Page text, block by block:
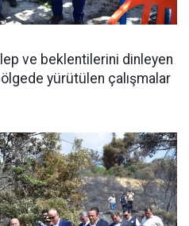
ve beklentilerini dinleyen
yürütülen çalışmalar